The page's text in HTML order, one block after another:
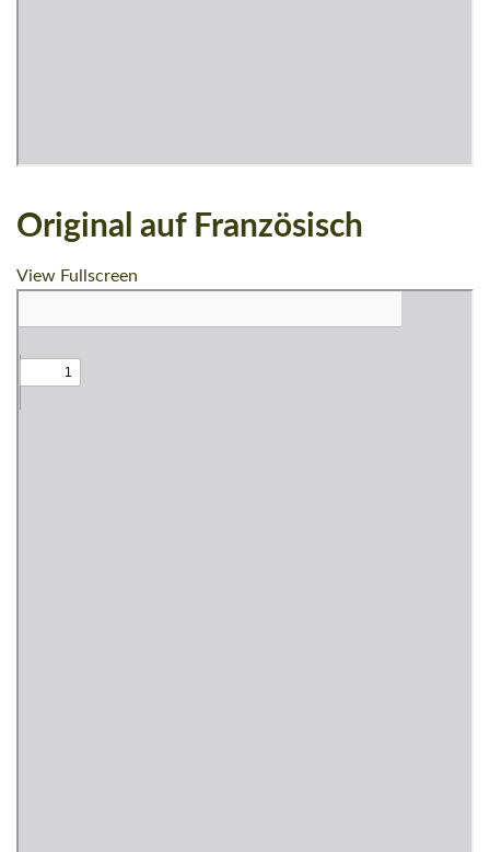
Original auf Französisch
View Fullscreen